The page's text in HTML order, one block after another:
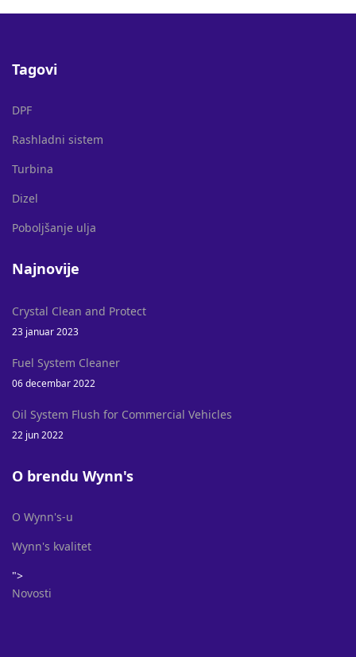
Tagovi
DPF
Rashladni sistem
Turbina
Dizel
Poboljšanje ulja
Najnovije
Crystal Clean and Protect
23 januar 2023
Fuel System Cleaner
06 decembar 2022
Oil System Flush for Commercial Vehicles
22 jun 2022
O brendu Wynn's
O Wynn's-u
Wynn's kvalitet
">
Novosti